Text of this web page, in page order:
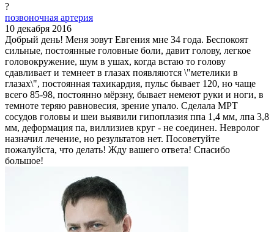
?
позвоночная артерия
10 декабря 2016
Добрый день! Меня зовут Евгения мне 34 года. Беспокоят
сильные, постоянные головные боли, давит голову, легкое
головокружение, шум в ушах, когда встаю то голову
сдавливает и темнеет в глазах появляются \"метелики в
глазах\", постоянная тахикардия, пульс бывает 120, но чаще
всего 85-98, постоянно мёрзну, бывает немеют руки и ноги, в
темноте теряю равновесия, зрение упало. Сделала МРТ
сосудов головы и шеи выявили гипоплазия ппа 1,4 мм, лпа 3,8
мм, деформация па, виллизиев круг - не соединен. Невролог
назначил лечение, но результатов нет. Посоветуйте
пожалуйста, что делать! Жду вашего ответа! Спасибо
большое!